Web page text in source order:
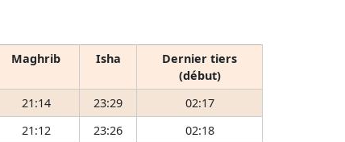
Maghrib Isha
Dernier tiers
(début)
21:14 23:29
02:17
21:12 23:26
02:18